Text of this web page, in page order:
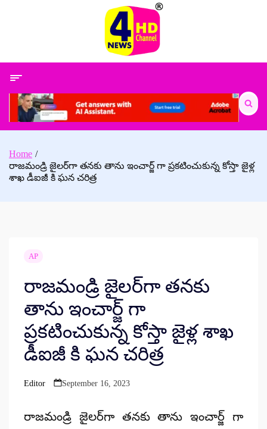
Search
for:
Home
రాజమండ్రి జైలర్‌గా తనకు తాను ఇంచార్జ్ గా ప్రకటించుకున్న కోస్తా జైళ్ల
శాఖ డీఐజీ కి ఘన చరిత్ర
AP
రాజమండ్రి జైలర్‌గా తనకు
తాను ఇంచార్జ్ గా
ప్రకటించుకున్న కోస్తా జైళ్ల శాఖ
డీఐజీ కి ఘన చరిత్ర
Posted
Editor September 16, 2023
రాజమండ్రి జైలర్‌గా తనకు తాను ఇంచార్జ్ గా